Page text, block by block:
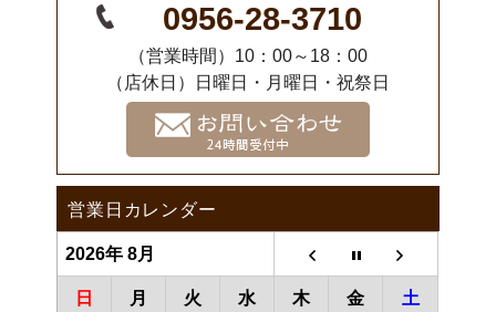
0956-28-3710
（営業時間）10：00～18：00
（店休日）日曜日・月曜日・祝祭日
営業日カレンダー
2026年 8月
日 月 火 水 木 金 土